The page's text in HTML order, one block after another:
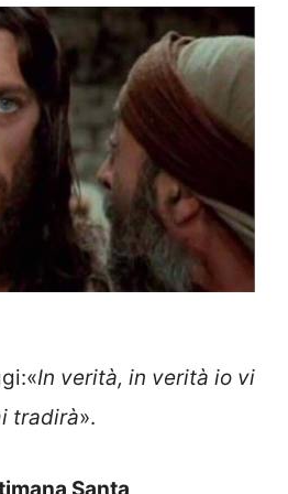
In verità, in verità io vi
tradirà».